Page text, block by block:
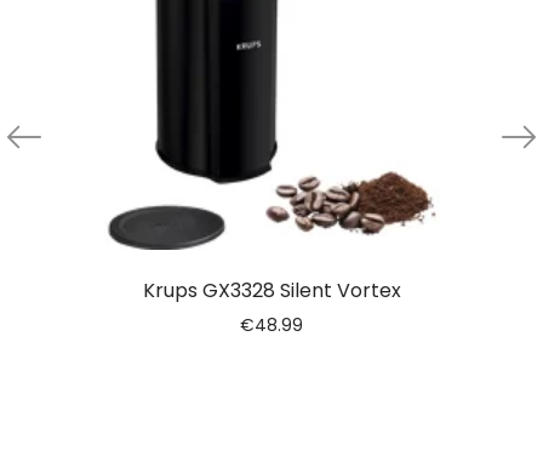
Krups GX3328 Silent Vortex
€48.99